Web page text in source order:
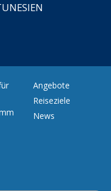
Angebote
Reiseziele
News